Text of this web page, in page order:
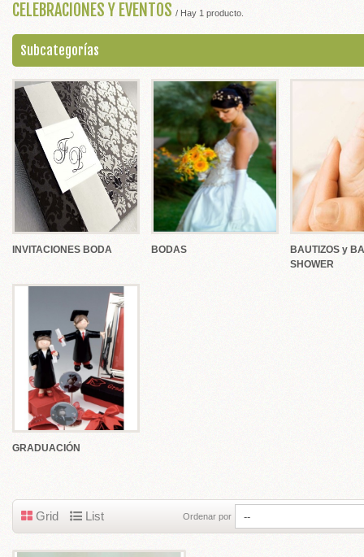
CELEBRACIONES Y EVENTOS / Hay 1 producto.
Subcategorías
INVITACIONES BODA BODAS
BAUTIZOS y
SHOWER
GRADUACIÓN
Grid List Ordenar por
BODA
TARTA
HONOR
PELO
Y CEREMONIAS
PARA ANILLOS BODA
y Portafotos Personalizados
Tradicionales